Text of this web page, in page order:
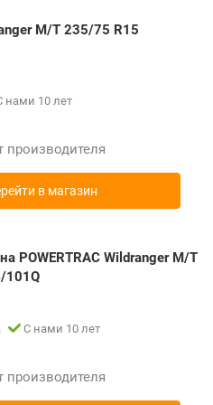
M/T 235/75 R15
нами 10 лет
производителя
в магазин
POWERTRAC Wildranger M/T
101Q
С нами 10 лет
производителя